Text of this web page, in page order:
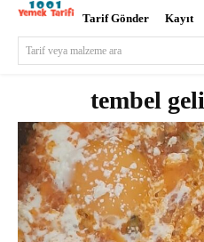
Tarif Gönder Kayıt
Tarif veya malzeme ara
tembel